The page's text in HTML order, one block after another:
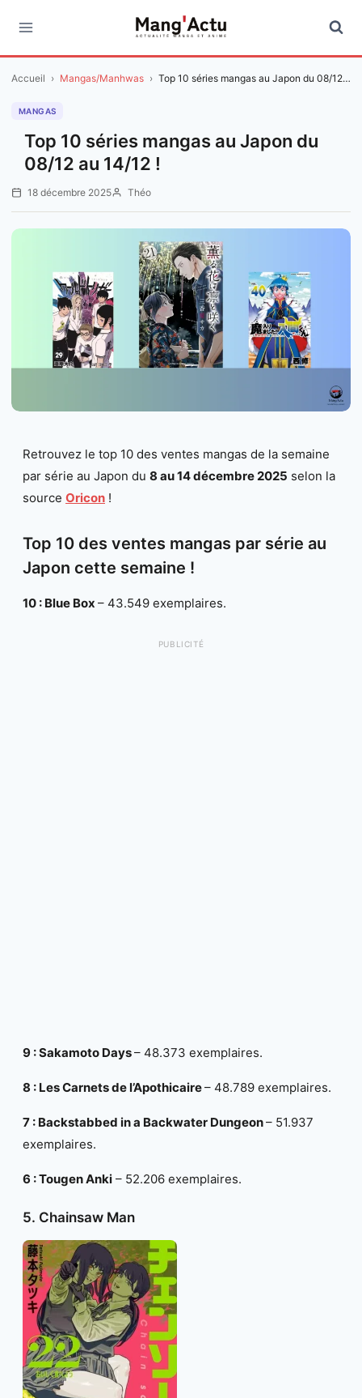
contenu
Accueil › Mangas/Manhwas › Top 10 séries mangas au Japon du 08/12…
MANGAS
Top 10 séries mangas au Japon du
08/12 au 14/12 !
18 décembre 2025 Théo
Retrouvez le top 10 des ventes mangas de la semaine
par série au Japon du 8 au 14 décembre 2025 selon la
source Oricon !
Top 10 des ventes mangas par série au
Japon cette semaine !
10 : Blue Box – 43.549 exemplaires.
PUBLICITÉ
9 : Sakamoto Days– 48.373 exemplaires.
8 : Les Carnets de l’Apothicaire– 48.789 exemplaires.
7 : Backstabbed in a Backwater Dungeon– 51.937
exemplaires.
6 : Tougen Anki – 52.206 exemplaires.
5. Chainsaw Man